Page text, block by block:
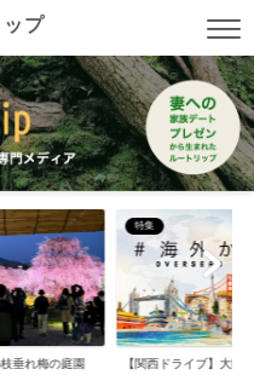
プ
日帰りで「海外
四国
【香川】大阪から車で